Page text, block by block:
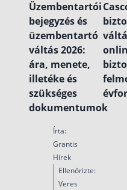
Üzembentartói
bejegyzés és
üzembentartó
váltás 2026:
ára, menete,
illetéke és
szükséges
dokumentumok
Írta:
Grantis
Hírek
Ellenőrizte:
Veres